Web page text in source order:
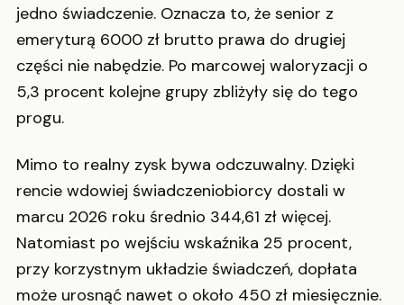
jedno świadczenie. Oznacza to, że senior z
emeryturą 6000 zł brutto prawa do drugiej
części nie nabędzie. Po marcowej waloryzacji o
5,3 procent kolejne grupy zbliżyły się do tego
progu.
Mimo to realny zysk bywa odczuwalny. Dzięki
rencie wdowiej świadczeniobiorcy dostali w
marcu 2026 roku średnio 344,61 zł więcej.
Natomiast po wejściu wskaźnika 25 procent,
przy korzystnym układzie świadczeń, dopłata
może urosnąć nawet o około 450 zł miesięcznie.